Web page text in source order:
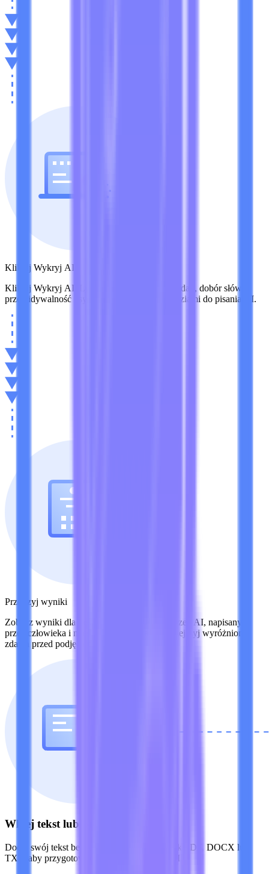
Kliknij Wykryj AI
Kliknij Wykryj AI. Lynote sprawdza wzorce zdań, dobór słów,
przewidywalność i sygnały związane z narzędziami do pisania AI.
Przejrzyj wyniki
Zobacz wyniki dla treści wygenerowanych przez AI, napisanych
przez człowieka i mieszanych, a następnie przejrzyj wyróżnione
zdania przed podjęciem decyzji.
Wklej tekst lub prześlij plik
Dodaj swój tekst bezpośrednio lub prześlij plik PDF, DOCX lub
TXT, aby przygotować go do wykrywania AI.